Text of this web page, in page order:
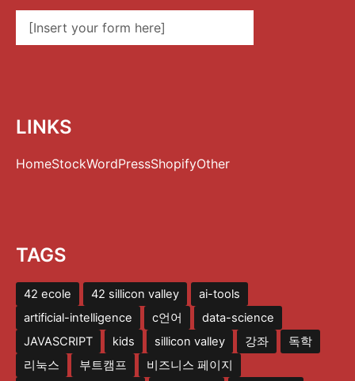
[Insert your form here]
LINKS
HomeStockWordPressShopifyOther
TAGS
42 ecole 42 sillicon valley
ai-tools
artificial-intelligence
c언어
data-science
JAVASCRIPT
kids sillicon valley 강좌
독학
리눅스
부트캠프 비즈니스 페이지